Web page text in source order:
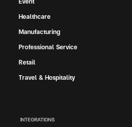
INTEGRATIONS
Healthcare
Manufacturing
Professional Service
Retail
Travel & Hospitality